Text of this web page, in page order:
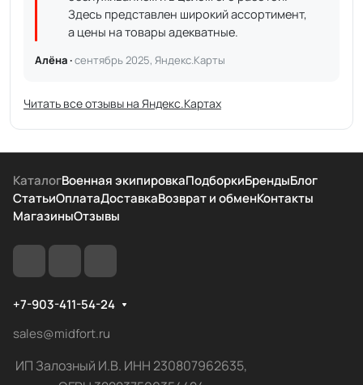
Здесь представлен широкий ассортимент,
а цены на товары адекватные.
Алёна ·сентябрь 2025, Яндекс.Карты
Читать все отзывы на Яндекс.Картах
КаталогВоенная экипировкаПодборкиБрендыБлог
СтатьиОплатаДоставкаВозврат и обменКонтакты
МагазиныОтзывы
+7-903-411-54-24
sales@midfort.ru
ИП Залозный И.В. ИНН 230807962635,